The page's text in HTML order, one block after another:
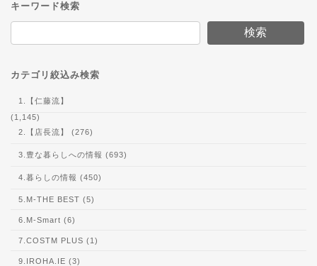
キーワード検索
検索
カテゴリ絞込み検索
1.【仁藤流】
(1,145)
2.【店長流】 (276)
3.豊な暮らしへの情報 (693)
4.暮らしの情報 (450)
5.M-THE BEST (5)
6.M-Smart (6)
7.COSTM PLUS (1)
9.IROHA.IE (3)